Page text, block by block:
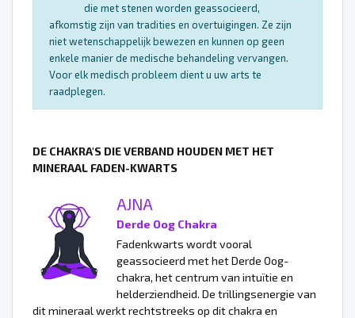
die met stenen worden geassocieerd,
afkomstig zijn van tradities en overtuigingen. Ze zijn
niet wetenschappelijk bewezen en kunnen op geen
enkele manier de medische behandeling vervangen.
Voor elk medisch probleem dient u uw arts te
raadplegen.
DE CHAKRA'S DIE VERBAND HOUDEN MET HET
MINERAAL FADEN-KWARTS
AJNA
Derde Oog Chakra
Fadenkwarts wordt vooral
geassocieerd met het Derde Oog-
chakra, het centrum van intuïtie en
helderziendheid. De trillingsenergie van
dit mineraal werkt rechtstreeks op dit chakra en